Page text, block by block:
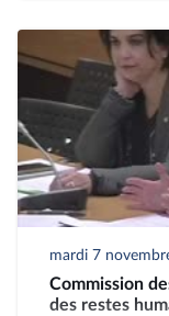
mardi 7
Commission
des restes